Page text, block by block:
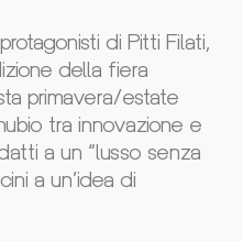
di Pitti Filati,
della fiera
primavera/estate
tra innovazione e
a un “lusso senza
a un’idea di